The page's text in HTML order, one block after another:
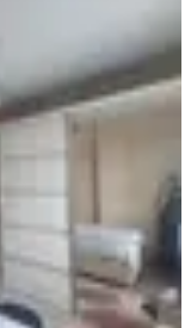
Anıl Karamuk